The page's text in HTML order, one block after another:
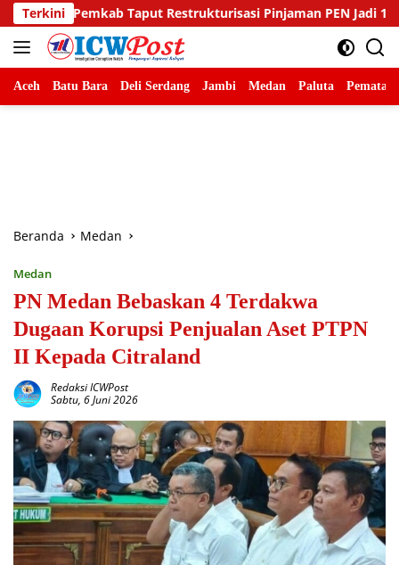
Langsung
ke
konten
Terkini
Restrukturisasi Pinjaman PEN Jadi 15 Tahun‎‎ Sambut
Aceh Batu Bara Deli Serdang Jambi Medan Paluta
Beranda Medan
Medan
PN Medan Bebaskan 4 Terdakwa
Dugaan Korupsi Penjualan Aset PTPN
II Kepada Citraland
Redaksi ICWPost
Sabtu, 6 Juni 2026